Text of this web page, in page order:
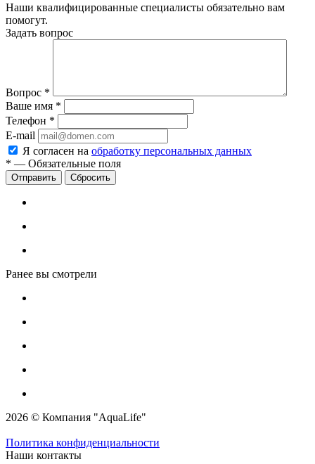
Наши квалифицированные специалисты обязательно вам
помогут.
Задать вопрос
Вопрос *
Ваше имя *
Телефон *
E-mail
Я согласен на обработку персональных данных
* — Обязательные поля
Сбросить
Ранее вы смотрели
2026 © Компания "AquaLife"
Политика конфиденциальности
Наши контакты